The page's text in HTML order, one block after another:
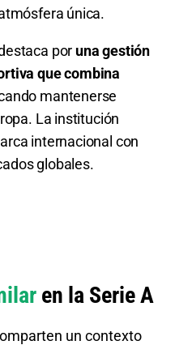
S/ 64
única.
por una gestión
que combina
mantenerse
La institución
internacional con
globales.
en la Serie A
un contexto